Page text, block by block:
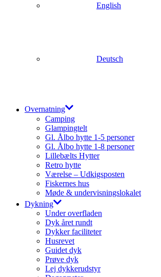
English
Deutsch
Overnatning
Camping
Glampingtelt
Gl. Ålbo hytte 1-5 personer
Gl. Ålbo hytte 1-8 personer
Lillebælts Hytter
Retro hytte
Værelse – Udkigsposten
Fiskernes hus
Møde & undervisningslokalet
Dykning
Under overfladen
Dyk året rundt
Dykker faciliteter
Husrevet
Guidet dyk
Prøve dyk
Lej dykkerudstyr